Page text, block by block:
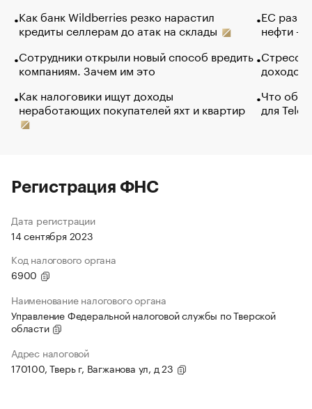
Как банк Wildberries резко нарастил
кредиты селлерам до атак на склады
Сотрудники открыли новый способ вредить
компаниям. Зачем им это
Как налоговики ищут доходы
неработающих покупателей яхт и квартир
ЕС
нефти —
Стресс
доходов
Что
для
Регистрация ФНС
Дата регистрации
14 сентября 2023
Код налогового органа
6900
Наименование налогового органа
Управление Федеральной налоговой службы по Тверской
области
Адрес налоговой
170100, Тверь г, Вагжанова ул, д 23